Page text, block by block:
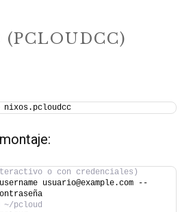
(PCLOUDCC)
o con credenciales)
usuario@example.com --
~/pcloud